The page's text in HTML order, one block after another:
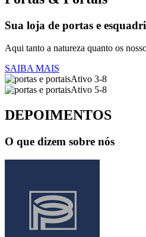
Sua loja de portas e
Aqui tanto a natureza quanto os
SAIBA MAIS
DEPOIMENTOS
O que dizem sobre nós